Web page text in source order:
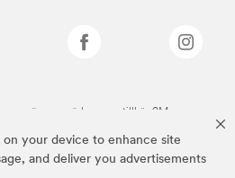
on your device to enhance site
and deliver you advertisements
ovan är varumärken som tillhör 3M.